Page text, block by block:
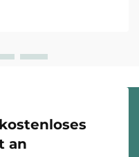
Ihrer Marke und
an